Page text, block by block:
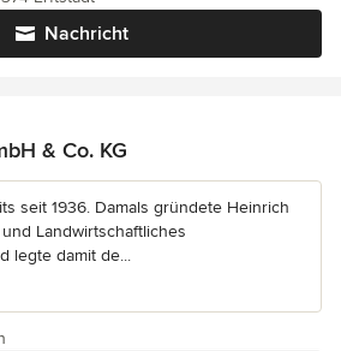
Nachricht
& Co. KG
seit 1936. Damals gründete Heinrich
Landwirtschaftliches
legte damit de...